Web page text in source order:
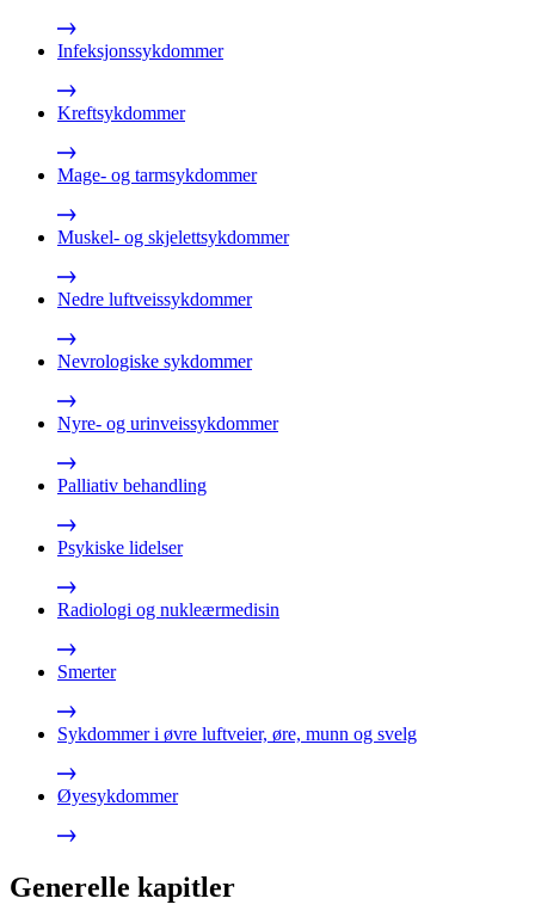
Infeksjonssykdommer
Kreftsykdommer
Mage- og tarmsykdommer
Muskel- og skjelettsykdommer
Nedre luftveissykdommer
Nevrologiske sykdommer
Nyre- og urinveissykdommer
Palliativ behandling
Psykiske lidelser
Radiologi og nukleærmedisin
Smerter
Sykdommer i øvre luftveier, øre, munn og svelg
Øyesykdommer
Generelle kapitler